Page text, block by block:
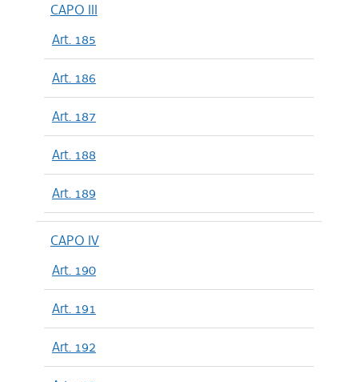
CAPO III
Art. 185
Art. 186
Art. 187
Art. 188
Art. 189
CAPO IV
Art. 190
Art. 191
Art. 192